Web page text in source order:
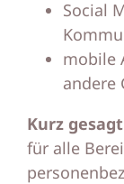
Social
mobile
andere
Kurz
für alle